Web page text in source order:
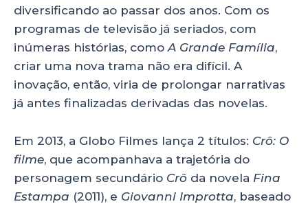
diversificando ao passar dos anos. Com os
programas de televisão já seriados, com
inúmeras histórias, comoA Grande Família,
criar uma nova trama não era difícil. A
inovação, então, viria de prolongar narrativas
já antes finalizadas derivadas das novelas.
Em 2013, a Globo Filmes lança 2 títulos: Crô: O
filme, que acompanhava a trajetória do
personagem secundário Crô da novela Fina
Estampa (2011), e Giovanni Improtta, baseado